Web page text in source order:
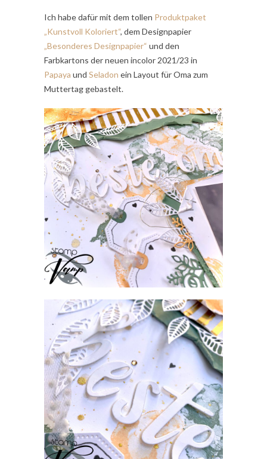
Ich habe dafür mit dem tollen Produktpaket
„Kunstvoll Koloriert“, dem Designpapier
„Besonderes Designpapier“ und den
Farbkartons der neuen incolor 2021/23 in
Papaya und Seladon ein Layout für Oma zum
Muttertag gebastelt.